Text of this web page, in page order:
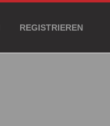
REGISTRIEREN